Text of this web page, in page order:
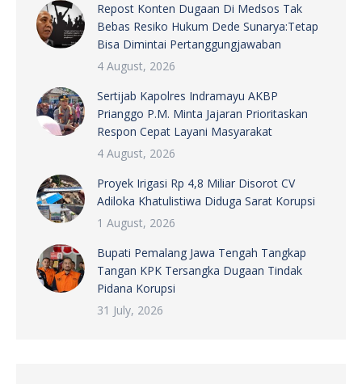
Repost Konten Dugaan Di Medsos Tak
Bebas Resiko Hukum Dede Sunarya:Tetap
Bisa Dimintai Pertanggungjawaban
4 August, 2026
Sertijab Kapolres Indramayu AKBP
Prianggo P.M. Minta Jajaran Prioritaskan
Respon Cepat Layani Masyarakat
4 August, 2026
Proyek Irigasi Rp 4,8 Miliar Disorot CV
Adiloka Khatulistiwa Diduga Sarat Korupsi
1 August, 2026
Bupati Pemalang Jawa Tengah Tangkap
Tangan KPK Tersangka Dugaan Tindak
Pidana Korupsi
31 July, 2026